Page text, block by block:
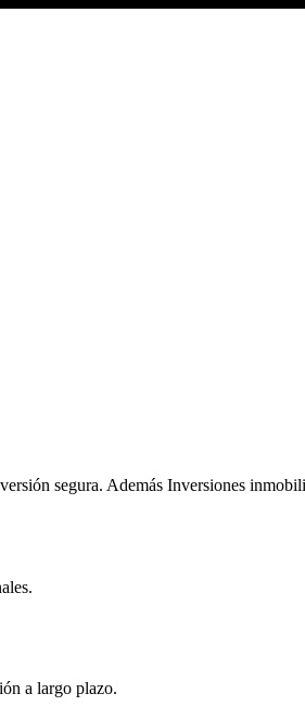
segura. Además Inversiones
a largo plazo.